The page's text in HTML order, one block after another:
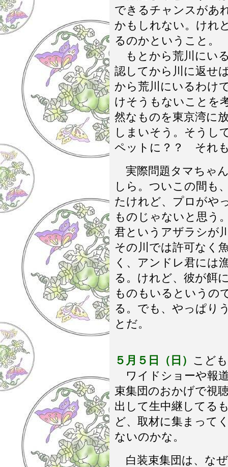
できるチャンスがあ
かもしれない。けれ
るのかということ。
もとから荒川にい
認してから川に返せ
から荒川にいるわけ
けそうもないことを
然なものを東京湾に
しまいそう。そうし
ペットに？？ それ
実際問題タマちゃ
しら。ついこの間も
たけれど、プロがや
ものじゃないと思
君というアザラシが
その川では許可なく
く、アンドレ君には
る。けれど、彼が餌
ものもいるというの
る。でも、やっぱり
とだ。
５月５日（日） こど
ワイドショーや報
束集団のおかげで視
出して生中継してる
ど、取材に集まって
ないのかな。
白装束集団は、な